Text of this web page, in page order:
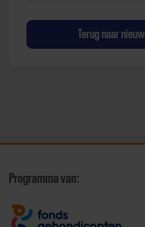
Terug naar
Programma van: